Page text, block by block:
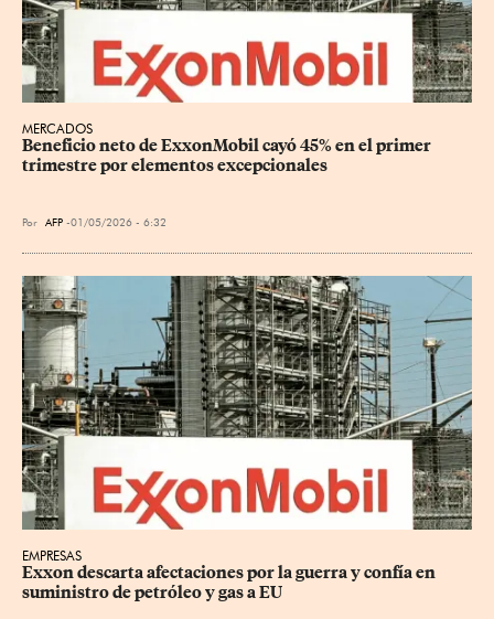
MERCADOS
Beneficio neto de ExxonMobil cayó 45% en el primer
trimestre por elementos excepcionales
Por AFP 01/05/2026 - 6:32
EMPRESAS
Exxon descarta afectaciones por la guerra y confía en
suministro de petróleo y gas a EU